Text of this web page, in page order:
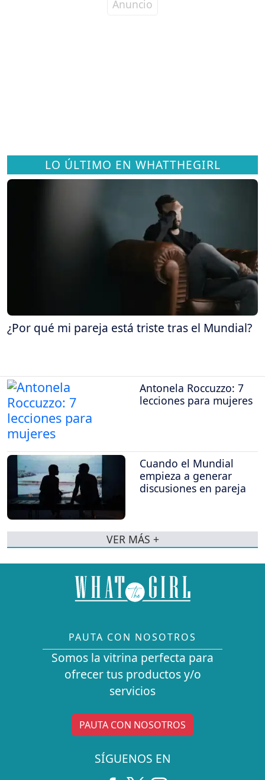
LO ÚLTIMO EN WHATTHEGIRL
¿Por qué mi pareja está triste tras el Mundial?
Antonela Roccuzzo: 7
lecciones para mujeres
Cuando el Mundial
empieza a generar
discusiones en pareja
VER MÁS +
PAUTA CON NOSOTROS
Somos la vitrina perfecta para
ofrecer tus productos y/o
servicios
PAUTA CON NOSOTROS
SÍGUENOS EN